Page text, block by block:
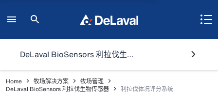
DeLaval BioSensors 利拉伐生物传感器
Home 牧场解决方案
牧场管理
DeLaval BioSensors 利拉伐生物传感器
利拉伐体况评分系统